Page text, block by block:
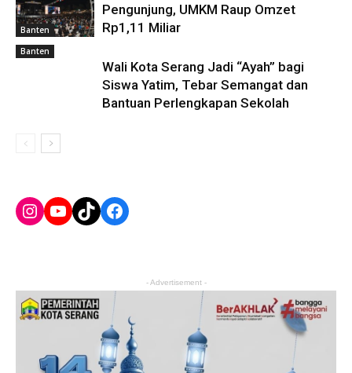
Banten
Pengunjung, UMKM Raup Omzet
Rp1,11 Miliar
Banten
Wali Kota Serang Jadi “Ayah” bagi
Siswa Yatim, Tebar Semangat dan
Bantuan Perlengkapan Sekolah
Instagram
YouTube
TikTokFacebook
- Advertisement -